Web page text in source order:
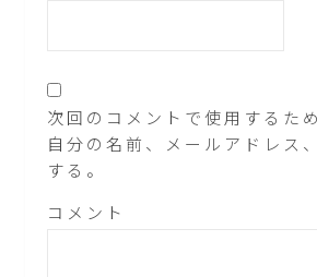
次回のコメントで使用するた
自分の名前、メールアドレス
する。
コメント